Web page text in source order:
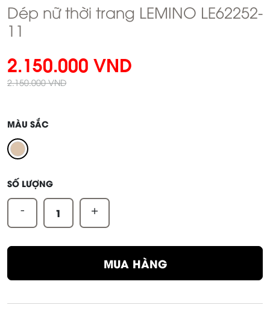
Dép nữ thời trang LEMINO LE62252-
11
2.150.000 VND
2.150.000 VND
MÀU SẮC
SỐ LƯỢNG
- +
MUA HÀNG